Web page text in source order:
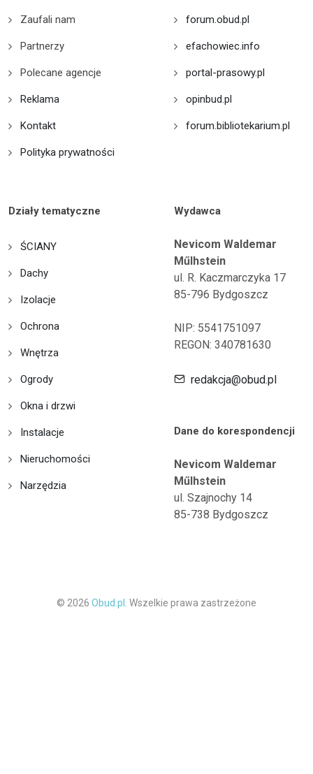
Zaufali nam
Partnerzy
Polecane agencje
Reklama
Kontakt
Polityka prywatności
forum.obud.pl
efachowiec.info
portal-prasowy.pl
opinbud.pl
forum.bibliotekarium.pl
Działy tematyczne
ŚCIANY
Dachy
Izolacje
Ochrona
Wnętrza
Ogrody
Okna i drzwi
Instalacje
Nieruchomości
Narzędzia
Wydawca
Nevicom Waldemar
Műlhstein
ul. R. Kaczmarczyka 17
85-796 Bydgoszcz
NIP: 5541751097
REGON: 340781630
redakcja@obud.pl
Dane do korespondencji
Nevicom Waldemar
Műlhstein
ul. Szajnochy 14
85-738 Bydgoszcz
© 2026 Obud.pl. Wszelkie prawa zastrzeżone